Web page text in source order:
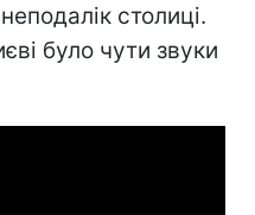
столиці.
було чути звуки